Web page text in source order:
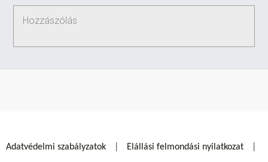
Adatvédelmi szabályzatok Elállási felmondási nyilatkozat